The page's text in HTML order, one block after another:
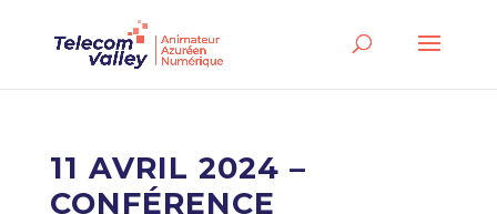
11 AVRIL 2024 –
CONFÉRENCE